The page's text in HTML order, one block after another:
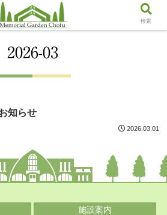
2026-03
知らせ
2026.03.01
施設案内
検索